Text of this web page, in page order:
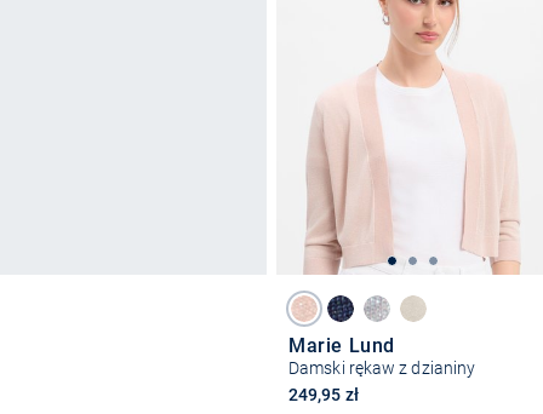
Marie Lund
Damski rękaw z dzianiny
249,95 zł